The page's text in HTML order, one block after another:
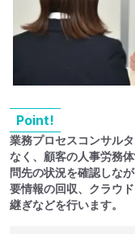
Point!
業務プロセスコンサル
なく、顧客の人事労務
問先の状況を確認しな
要情報の回収、クラウ
継ぎなどを行います。